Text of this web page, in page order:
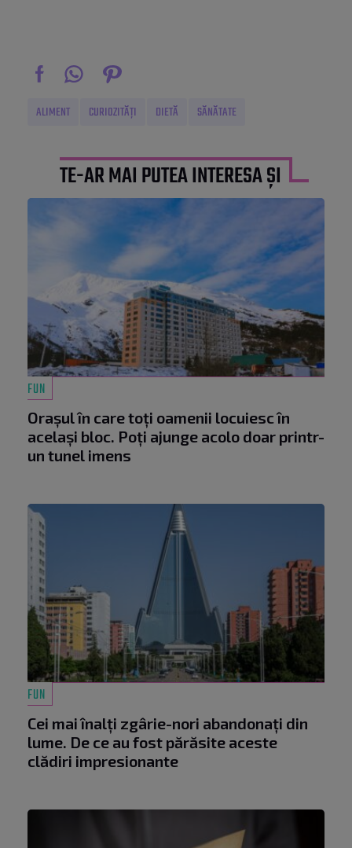
ALIMENT CURIOZITĂȚI DIETĂ SĂNĂTATE
TE-AR MAI PUTEA INTERESA ȘI
FUN
Orașul în care toți oamenii locuiesc în
același bloc. Poți ajunge acolo doar printr-
un tunel imens
FUN
Cei mai înalți zgârie-nori abandonați din
lume. De ce au fost părăsite aceste
clădiri impresionante